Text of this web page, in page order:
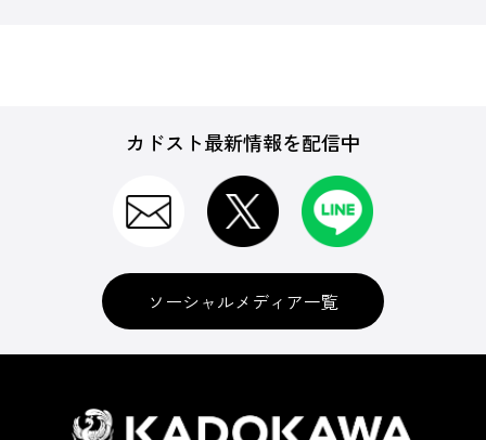
カドスト最新情報を配信中
ソーシャルメディア一覧